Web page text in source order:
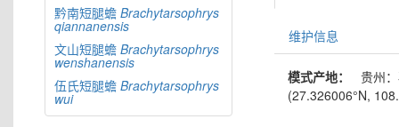
黔南短腿蟾 Brachytarsophrys
qiannanensis
文山短腿蟾 Brachytarsophrys
wenshanensis
伍氏短腿蟾 Brachytarsophrys
wui
维护信息
模式产地：
贵州
(27.326006°N,